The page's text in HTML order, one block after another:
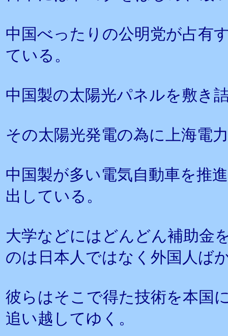
中国べったりの公明党が占有
ている。
中国製の太陽光パネルを敷き
その太陽光発電の為に上海電
中国製が多い電気自動車を推
出している。
大学などにはどんどん補助金
のは日本人ではなく外国人ば
彼らはそこで得た技術を本国
追い越してゆく。